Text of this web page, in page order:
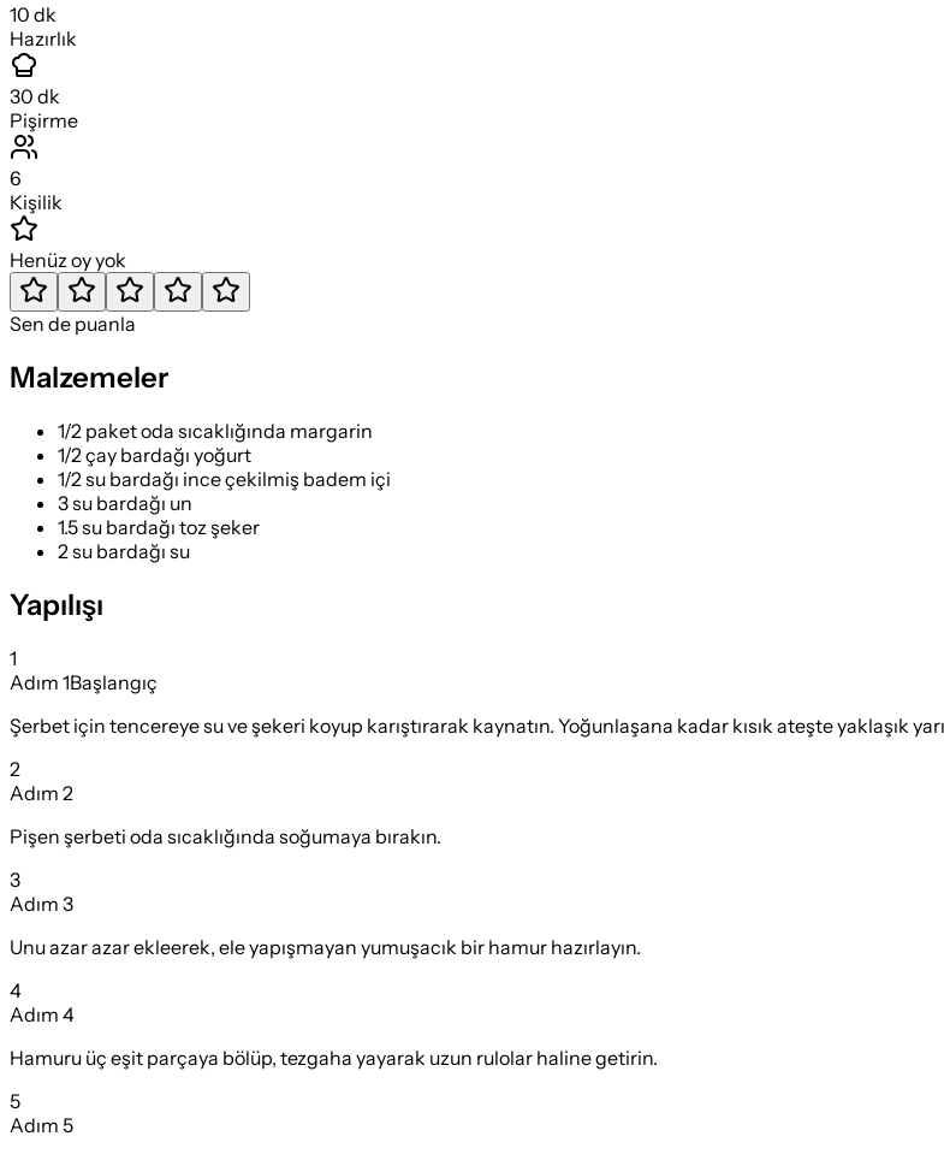
10 dk
Hazırlık
30 dk
Pişirme
6
Kişilik
Henüz oy yok
Sen de puanla
Malzemeler
1/2 paket oda sıcaklığında margarin
1/2 çay bardağı yoğurt
1/2 su bardağı ince çekilmiş badem içi
3 su bardağı un
1.5 su bardağı toz şeker
2 su bardağı su
Yapılışı
1
Adım 1Başlangıç
Şerbet için tencereye su ve şekeri koyup karıştırarak kaynatın. Yoğunlaşana kadar kısık ateşte yaklaşık
2
Adım 2
Pişen şerbeti oda sıcaklığında soğumaya bırakın.
3
Adım 3
Unu azar azar ekleerek, ele yapışmayan yumuşacık bir hamur hazırlayın.
4
Adım 4
Hamuru üç eşit parçaya bölüp, tezgaha yayarak uzun rulolar haline getirin.
5
Adım 5